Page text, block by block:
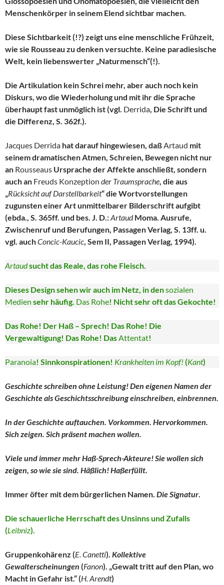
Menschenkörper in seinem Elend sichtbar machen.
Diese Sichtbarkeit (!?) zeigt uns eine menschliche Frühzeit,
wie sie Rousseau zu denken versuchte. Keine paradiesische
Welt, kein liebenswerter „Naturmensch“(!).
Die Artikulation kein Schrei mehr, aber auch noch kein
Diskurs, wo die Wiederholung und mit ihr die Sprache
überhaupt fast unmöglich ist (vgl. Derrida, Die Schrift und
die Differenz, S. 362f.).
Jacques Derrida hat darauf hingewiesen, daßArtaud mit
seinem dramatischen Atmen, Schreien, Bewegen nicht nur
an Rousseaus Ursprache der Affekte anschließt, sondern
auch an Freuds Konzeption der Traumsprache, die aus
„Rücksicht auf Darstellbarkeit“ die Wortvorstellungen
zugunsten einer Art unmittelbarer Bilderschrift aufgibt
(ebda., S. 365ff. und bes. J. D.:ArtaudMoma. Ausrufe,
Zwischenruf und Berufungen, Passagen Verlag, S. 13ff. u.
vgl. auchConcic-Kaucic, Sem II, Passagen Verlag, 1994).
Artaudsucht das Reale, das rohe Fleisch.
Dieses Design sehen wir auch im Netz, in densozialen
Medien sehr häufig. Das Rohe! Nicht sehr oft das Gekochte!
Das Rohe! Der Haß – Sprech! Das Rohe! Die
Vergewaltigung! Das Rohe! DasAttentat!
Paranoia! Sinnkonspirationen! Krankheiten im Kopf! (Kant)
Geschichte schreiben ohne Leistung! Den eigenen Namen der
Geschichte als Geschichtsschreibung einschreiben, einbrennen.
In der Geschichte auftauchen. Vorkommen. Hervorkommen.
Sich zeigen. Sich präsent machen wollen.
Viele und immer mehr Haß-Sprech-Akteure! Sie wollen sich
zeigen, so wie sie sind. Häßlich! Haßerfüllt.
Immer öfter mit dem bürgerlichen Namen. Die Signatur.
Die schauerliche Herrschaft des Unsinns und Zufalls
(Leibniz).
Gruppenkohärenz (E.Canetti). Kollektive
Gewalterscheinungen (Fanon). „Gewalt tritt auf den Plan, wo
Macht in Gefahr ist.“ (H. Arendt)